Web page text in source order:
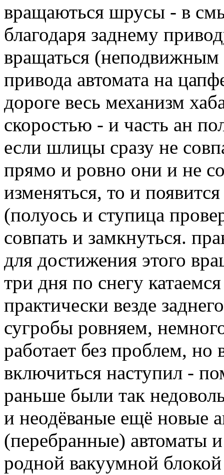
вращаються шрусы - в
благодаря заднему
вращаться (неподвижным
привода автомата на
дороге весь механизм
скоростью - и часть ан
если шлицы сразу не
прямо и ровно они и не
изменяться, то и
(полуось и ступица
совпать и замкнуться.
для достижения этого
три дня по снегу
практически везде
сугробы ровняем,
работает без проблем,
включиться наступил -
раньше были так
и неодёваные ещё новые
(перебранные) автоматы
родной вакуумной